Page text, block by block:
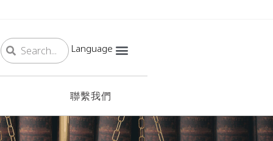
Language
聯繫我們